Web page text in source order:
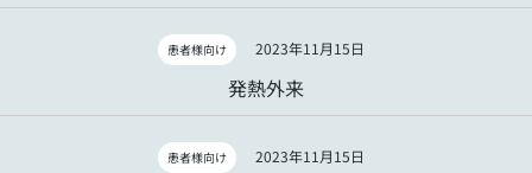
2023年11月15日
患者様向け
発熱外来
2023年11月15日
患者様向け